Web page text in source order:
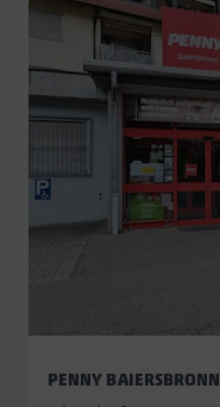
PENNY BAIERSBRONN